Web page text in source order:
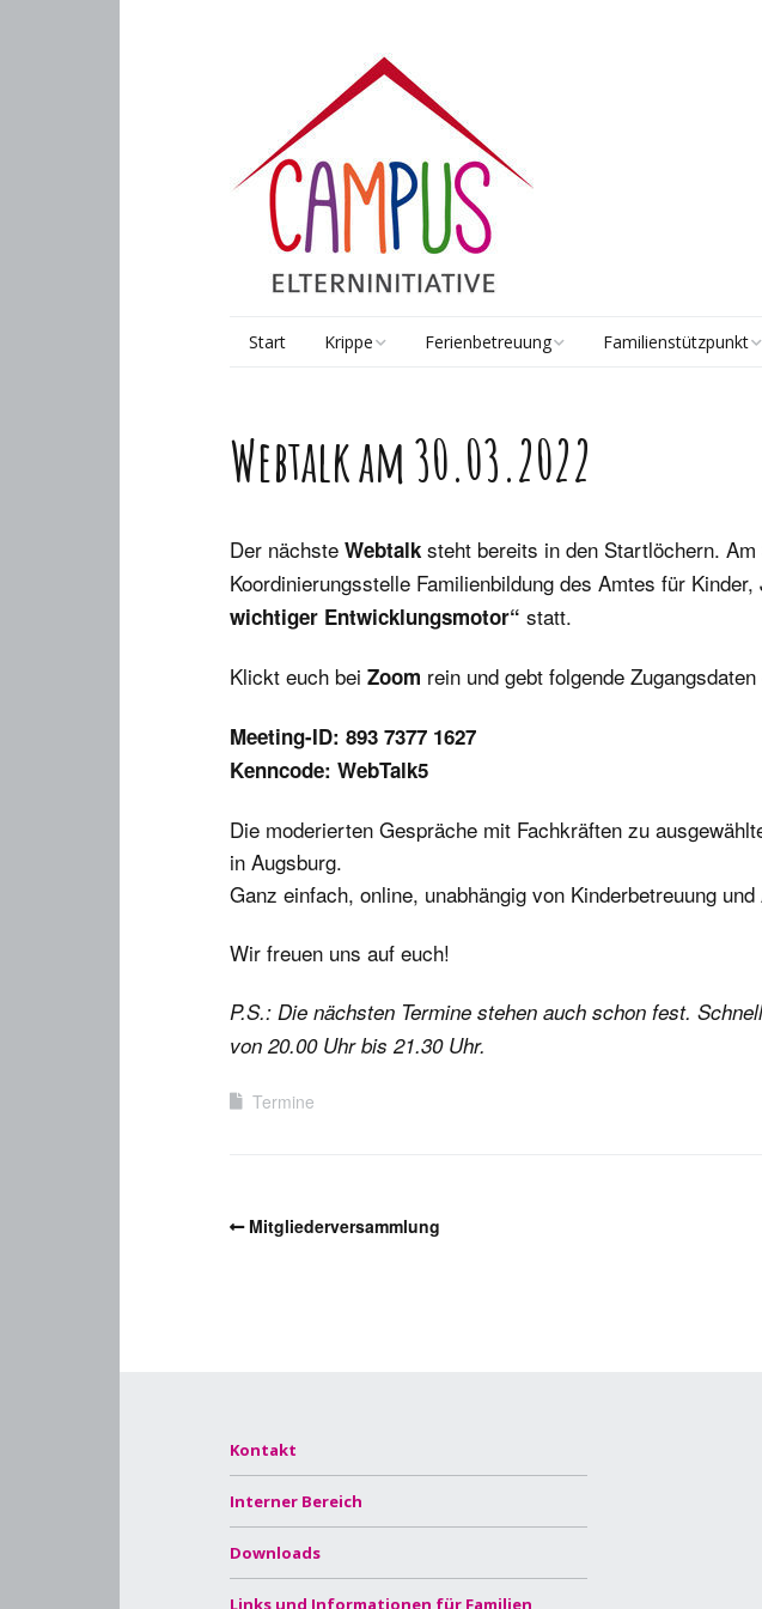
Start Krippe
Pädagogik
Marte Meo-Kita
Anmeldung
Ferienbetreuung
Kooperationen
Familienstützpunkt
Webtalk
Webtalk am 30.03.2022
Der nächste Webtalk steht bereits in den Startlöchern. Am
Koordinierungsstelle Familienbildung des Amtes für
wichtiger Entwicklungsmotor“ statt.
Klickt euch bei Zoom rein und gebt folgende Zugangsdaten
Meeting-ID: 893 7377 1627
Kenncode: WebTalk5
Die moderierten Gespräche mit Fachkräften zu
in Augsburg.
Ganz einfach, online, unabhängig von Kinderbetreuung
Wir freuen uns auf euch!
P.S.: Die nächsten Termine stehen auch schon fest.
von 20.00 Uhr bis 21.30 Uhr.
Termine
Mitgliederversammlung
Kontakt
Interner Bereich
Downloads
Links und Informationen für Familien